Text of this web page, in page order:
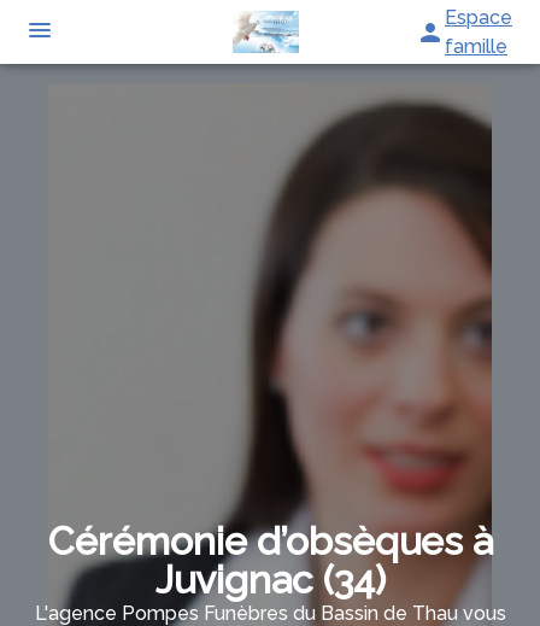
Espace
famille
Cérémonie d’obsèques à
Juvignac (34)
L'agence Pompes Funèbres du Bassin de Thau vous